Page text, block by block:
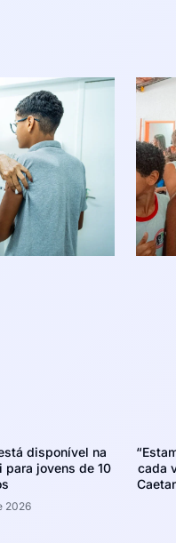
disponível na
para jovens de 10
2026
cada